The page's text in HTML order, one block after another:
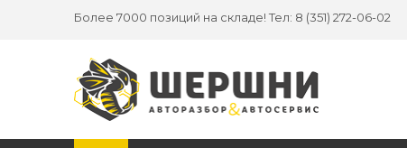
Более 7000 позиций на складе! Тел: 8 (351) 272-06-02